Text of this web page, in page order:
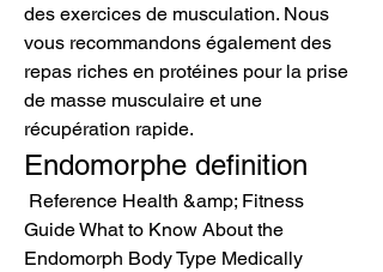
des exercices de musculation. Nous
vous recommandons également des
repas riches en protéines pour la prise
de masse musculaire et une
récupération rapide.
Endomorphe definition
Guide What to Know About the
Endomorph Body Type Medically